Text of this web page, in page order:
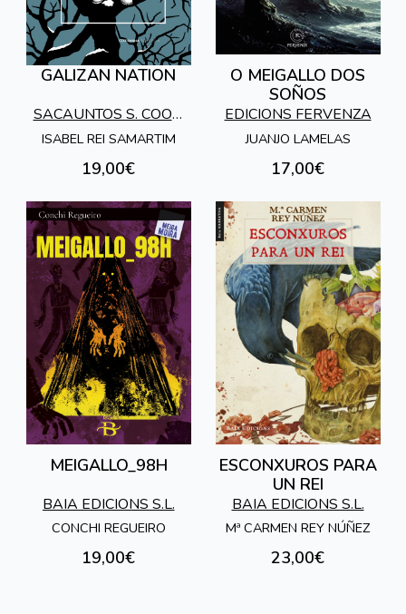
GALIZAN NATION
SACAUNTOS S. COOP.
GALEGA
ISABEL REI SAMARTIM
19,00€
O MEIGALLO DOS
SOÑOS
EDICIONS FERVENZA
JUANJO LAMELAS
17,00€
MEIGALLO_98H
BAIA EDICIONS S.L.
CONCHI REGUEIRO
19,00€
ESCONXUROS PARA
UN REI
BAIA EDICIONS S.L.
Mª CARMEN REY NÚÑEZ
23,00€